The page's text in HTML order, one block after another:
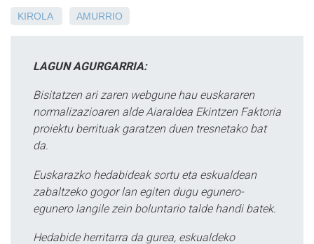
KIROLA AMURRIO
LAGUN AGURGARRIA:
Bisitatzen ari zaren webgune hau euskararen
normalizazioaren alde Aiaraldea Ekintzen Faktoria
proiektu berrituak garatzen duen tresnetako bat
da.
Euskarazko hedabideak sortu eta eskualdean
zabaltzeko gogor lan egiten dugu egunero-
egunero langile zein boluntario talde handi batek.
Hedabide herritarra da gurea, eskualdeko